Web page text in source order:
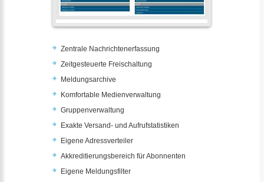
Zentrale Nachrichtenerfassung
Zeitgesteuerte Freischaltung
Meldungsarchive
Komfortable Medienverwaltung
Gruppenverwaltung
Exakte Versand- und Aufrufstatistiken
Eigene Adressverteiler
Akkreditierungsbereich für Abonnenten
Eigene Meldungsfilter